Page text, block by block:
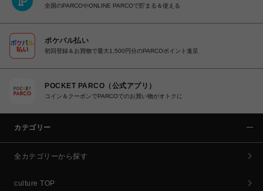
全国のPARCOやONLINE PARCOで貯まる＆使える
ポケパル払い
初回登録＆お買物で最大1,500円分のPARCOポイント進呈
POCKET PARCO（公式アプリ）
コイン＆クーポンでPARCOでのお買い物がオトクに
カテゴリー
全カテゴリーから探す
culture TOP